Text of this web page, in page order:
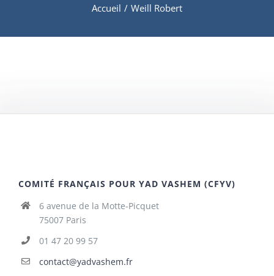
Accueil / Weill Robert
COMITÉ FRANÇAIS POUR YAD VASHEM (CFYV)
6 avenue de la Motte-Picquet
75007 Paris
01 47 20 99 57
contact@yadvashem.fr